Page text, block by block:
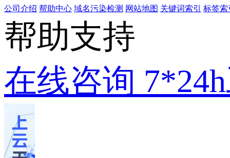
公司介绍 帮助中心 域名污染检测 网站地图 关键词索引 标签索
帮助支持
在线咨询